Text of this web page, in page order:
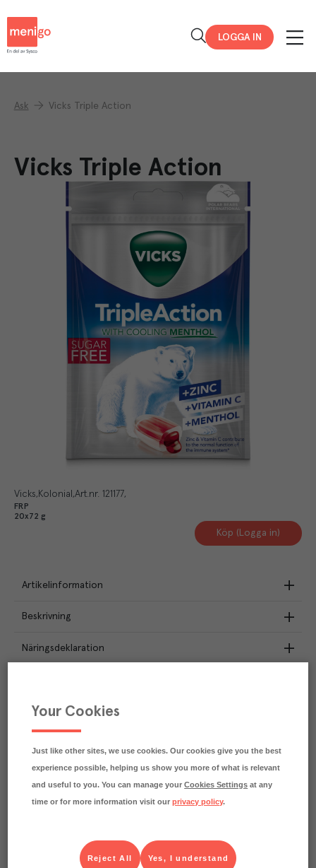
LOGGA IN
Ask Vicks Triple Action
Vicks Triple Action
Vicks Kolonial Art.nr. 121177
FRP
20x72 g
Köp (Logga in)
Artikelinformation
Beskrivning
Näringsdeklaration
Varje kilo av varan påverkar klimatet motsvarande
utsläppen av 1.6 kg koldioxid.
Your Cookies
Just like other sites, we use cookies. Our cookies give you the best
experience possible, helping us show you more of what is relevant
and useful to you. You can manage yourCookies Settings at any
time or for more information visit ourprivacy policy.
Yes, I understand
Reject All